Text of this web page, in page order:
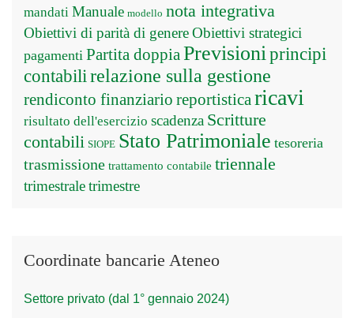
mandati Manuale modello nota integrativa
Obiettivi di parità di genereObiettivi strategici
pagamenti Partita doppia Previsioni principi
contabili relazione sulla gestione
rendiconto finanziario reportistica ricavi
risultato dell'esercizio scadenza Scritture
contabili SIOPE Stato Patrimoniale tesoreria
trasmissione trattamento contabile triennale
trimestraletrimestre
Coordinate bancarie Ateneo
Settore privato (dal 1° gennaio 2024)